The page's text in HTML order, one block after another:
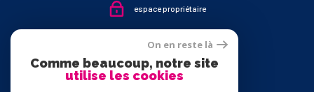
espace propriétaire
Nous
suivre
On en reste là
Comme beaucoup, notre site
utilise les cookies